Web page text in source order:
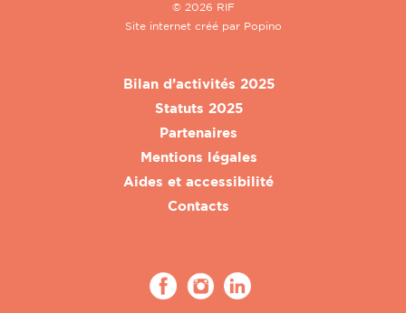
© 2026 RIF
Site internet créé par Popino
Bilan d’activités 2025
Statuts 2025
Partenaires
Mentions légales
Aides et accessibilité
Contacts